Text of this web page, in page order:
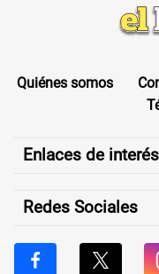
Quiénes somos
Enlaces de interés
Redes Sociales